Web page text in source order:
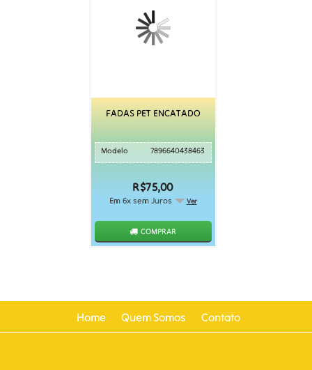
FADAS PET ENCATADO
Modelo 7896640438463
R$75,00
Em 6x sem Juros Ver
COMPRAR
Home Quem Somos Contato